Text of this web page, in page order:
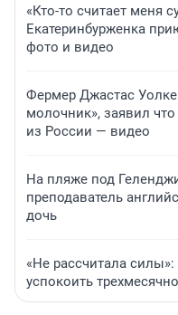
«Кто-то считает меня
Екатеринбурженка
фото и видео
Фермер Джастас
молочник», заявил
из России — видео
На пляже под
преподаватель
дочь
«Не рассчитала
успокоить